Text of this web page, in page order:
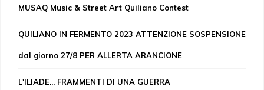
MUSAQ Music & Street Art Quiliano Contest
QUILIANO IN FERMENTO 2023 ATTENZIONE SOSPENSIONE
dal giorno 27/8 PER ALLERTA ARANCIONE
L'ILIADE... FRAMMENTI DI UNA GUERRA